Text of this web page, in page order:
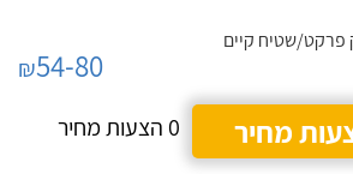
פרקט/שטיח קיים
₪54-80
מחיר
0 הצעות מחיר